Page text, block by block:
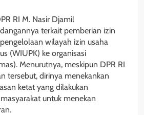
RI M. Nasir Djamil
terkait pemberian izin
wilayah izin usaha
(WIUPK) ke organisasi
Menurutnya, meskipun DPR RI
tersebut, dirinya menekankan
ketat yang dilakukan
untuk menekan